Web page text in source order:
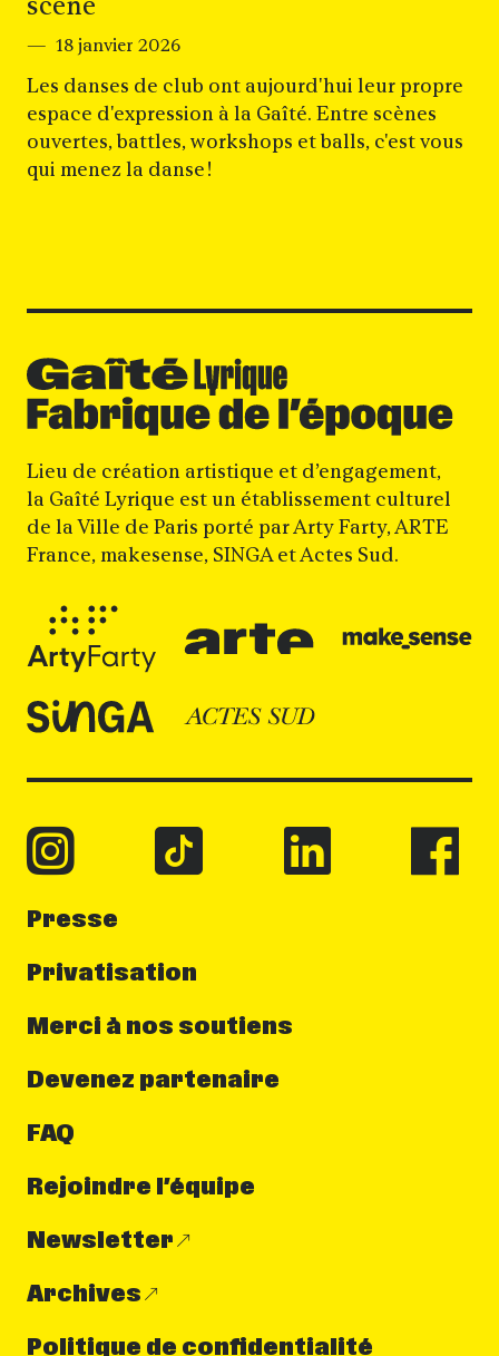
Les danses de club ont aujourd'hui leur propre
espace d'expression à la Gaîté. Entre scènes
ouvertes, battles, workshops et balls, c'est vous
qui menez la danse !
18 janvier 2026
Lieu de création artistique et d’engagement,
la Gaîté Lyrique est un établissement culturel
de la Ville de Paris porté par Arty Farty, ARTE
France, makesense, SINGA et Actes Sud.
Presse
Privatisation
Merci à nos soutiens
Devenez partenaire
FAQ
Rejoindre l’équipe
Newsletter
Archives
Politique de confidentialité